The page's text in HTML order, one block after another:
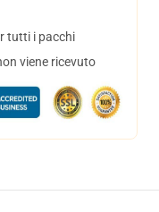
tutti i pacchi
viene ricevuto